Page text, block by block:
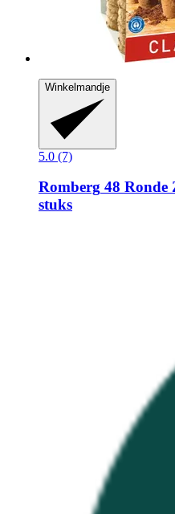
Winkelmandje
5.0 (7)
Romberg 48 Ronde
stuks